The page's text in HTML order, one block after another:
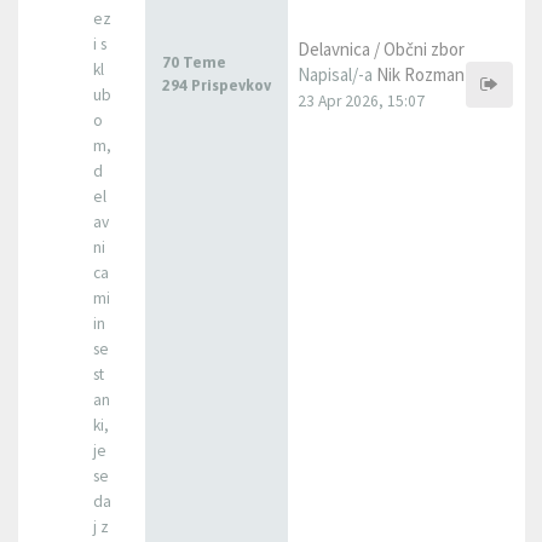
ez
i s
kl
ub
o
m,
d
el
av
ni
ca
mi
in
se
st
an
ki,
je
se
da
j z
70 Teme
294 Prispevkov
Delavnica / Občni zbor
Napisal/-a Nik Rozman
23 Apr 2026, 15:07